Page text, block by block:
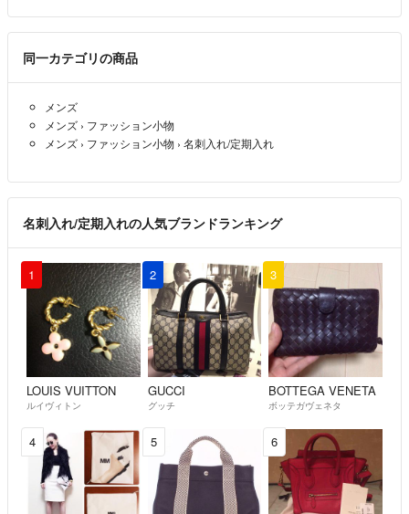
同一カテゴリの商品
メンズ
メンズ › ファッション小物
メンズ › ファッション小物 › 名刺入れ/定期入れ
名刺入れ/定期入れの人気ブランドランキング
1
LOUIS VUITTON
ルイヴィトン
2
GUCCI
グッチ
3
BOTTEGA VENETA
ボッテガヴェネタ
4 5 6